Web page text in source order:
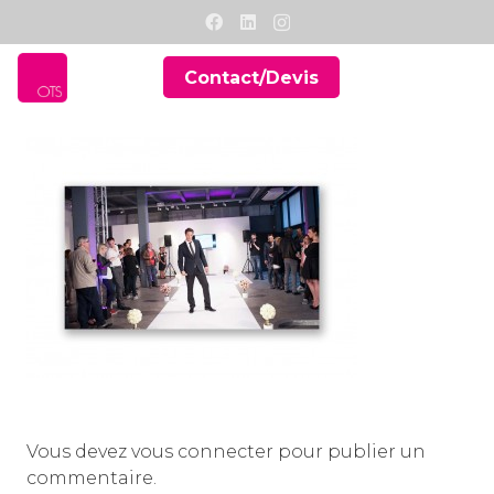
Contact/Devis
Vous devez vous connecter pour publier un
commentaire.